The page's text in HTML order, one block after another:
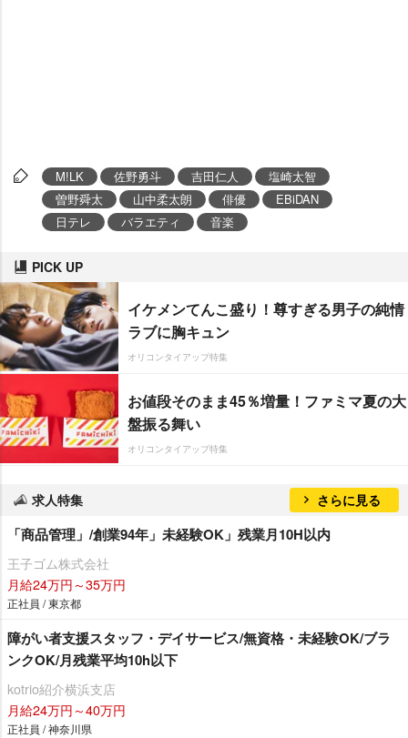
M!LK 佐野勇斗 吉田仁人
塩崎太智
曽野舜太
山中柔太朗 俳優
EBiDAN
日テレ
バラエティ 音楽
PICK UP
イケメンてんこ盛り！尊すぎる男子の純情
ラブに胸キュン
オリコンタイアップ特集
お値段そのまま45％増量！ファミマ夏の大
盤振る舞い
オリコンタイアップ特集
求人特集 さらに見る
「商品管理」/創業94年」未経験OK」残業月10H以内
王子ゴム株式会社
月給24万円～35万円
正社員 / 東京都
障がい者支援スタッフ・デイサービス/無資格・未経験OK/ブラ
ンクOK/月残業平均10h以下
kotrio紹介横浜支店
月給24万円～40万円
正社員 / 神奈川県